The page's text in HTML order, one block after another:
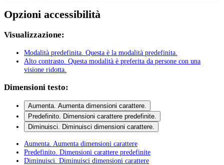
Opzioni accessibilità
Visualizzazione:
Modalità predefinita . Questa è la modalità predefinita.
Alto contrasto . Questa modalità è preferita da persone con una
visione ridotta.
Dimensioni testo:
Aumenta. Aumenta dimensioni carattere.
Predefinito. Dimensioni carattere predefinite.
Diminuisci. Diminuisci dimensioni carattere.
Aumenta . Aumenta dimensioni carattere
Predefinito . Dimensioni carattere predefinite
Diminuisci . Diminuisci dimensioni carattere